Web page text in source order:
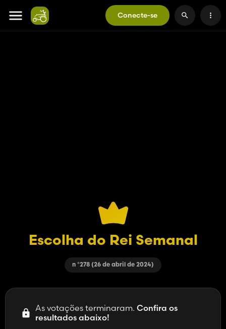
Conecte-se
Escolha do Rei Semanal
n °278 (26 de abril de 2024)
As votações terminaram. Confira os
resultados abaixo!